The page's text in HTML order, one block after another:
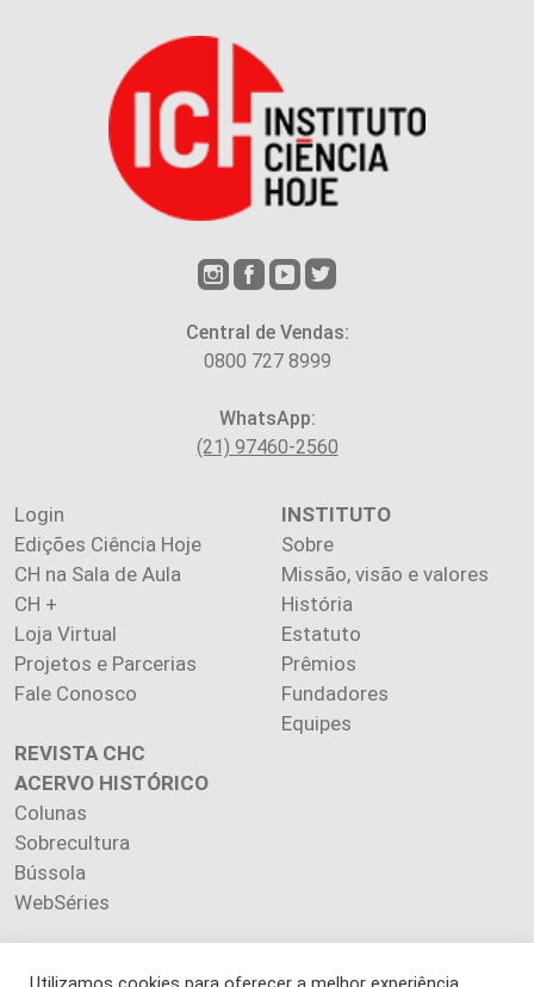
Central de Vendas:
0800 727 8999
WhatsApp:
(21) 97460-2560
Login
Edições Ciência Hoje
CH na Sala de Aula
CH +
Loja Virtual
Projetos e Parcerias
Fale Conosco
INSTITUTO
Sobre
Missão, visão e valores
História
Estatuto
Prêmios
Fundadores
Equipes
REVISTA CHC
ACERVO HISTÓRICO
Colunas
Sobrecultura
Bússola
WebSéries